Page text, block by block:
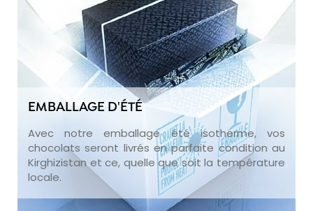
EMBALLAGE D'ÉTÉ
Avec notre emballage été isotherme, vos
chocolats seront livrés en parfaite condition au
Kirghizistan et ce, quelle que soit la température
locale.